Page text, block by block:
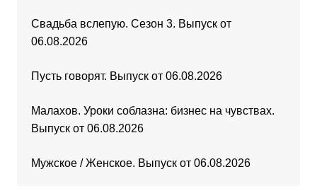
Свадьба вслепую. Сезон 3. Выпуск от
06.08.2026
Пусть говорят. Выпуск от 06.08.2026
Малахов. Уроки соблазна: бизнес на чувствах.
Выпуск от 06.08.2026
Мужское / Женское. Выпуск от 06.08.2026